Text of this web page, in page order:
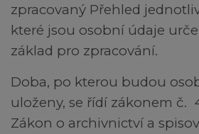
zpracovaný Přehled
které jsou osobní údaje
základ pro zpracování.
Doba, po kterou budou
uloženy, se řídí zákonem č.
Zákon o archivnictví a